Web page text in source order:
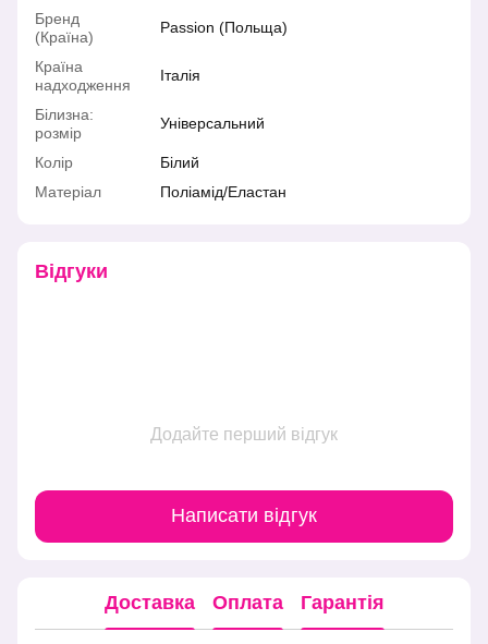
Бренд
(Країна)
Passion (Польща)
Країна
надходження
Італія
Білизна:
розмір
Універсальний
Колір
Білий
Матеріал
Поліамід/Еластан
Відгуки
Додайте перший відгук
Написати відгук
Доставка Оплата Гарантія